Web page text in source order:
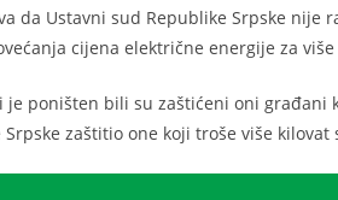
da Ustavni sud Republike Srpske nije
cijena električne energije za
je poništen bili su zaštićeni oni građani
zaštitio one koji troše više kilovat